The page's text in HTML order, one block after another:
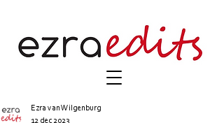
Ezra van Wilgenburg
12 dec 2023